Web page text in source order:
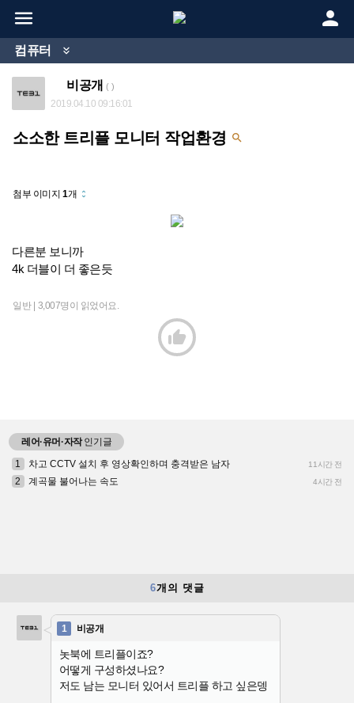
 
컴퓨터 
비공개 ( )
2019.04.10 09:16:01
소소한 트리플 모니터 작업환경 
첨부 이미지1개 unfold_more
다른분 보니까
4k 더블이 더 좋은듯
일반 | 3,007명이 읽었어요.

레어·유머·자작인기글
1
차고 CCTV 설치 후 영상확인하며 충격받은 남자 11시간 전
2 계곡물 불어나는 속도 4시간 전
6개의 댓글
1 비공개
놋북에 트리플이죠?
어떻게 구성하셨나요?
저도 남는 모니터 있어서 트리플 하고 싶은뎅